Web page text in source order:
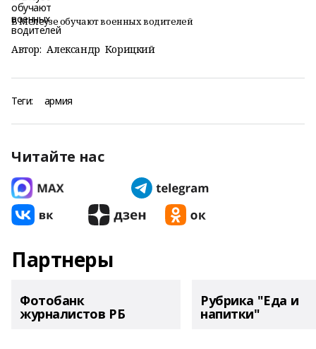
В Мелеузе обучают военных водителей
Автор: Александр Корицкий
Теги: армия
Читайте нас
Партнеры
Фотобанк
журналистов РБ
Рубрика "Еда и
напитки"